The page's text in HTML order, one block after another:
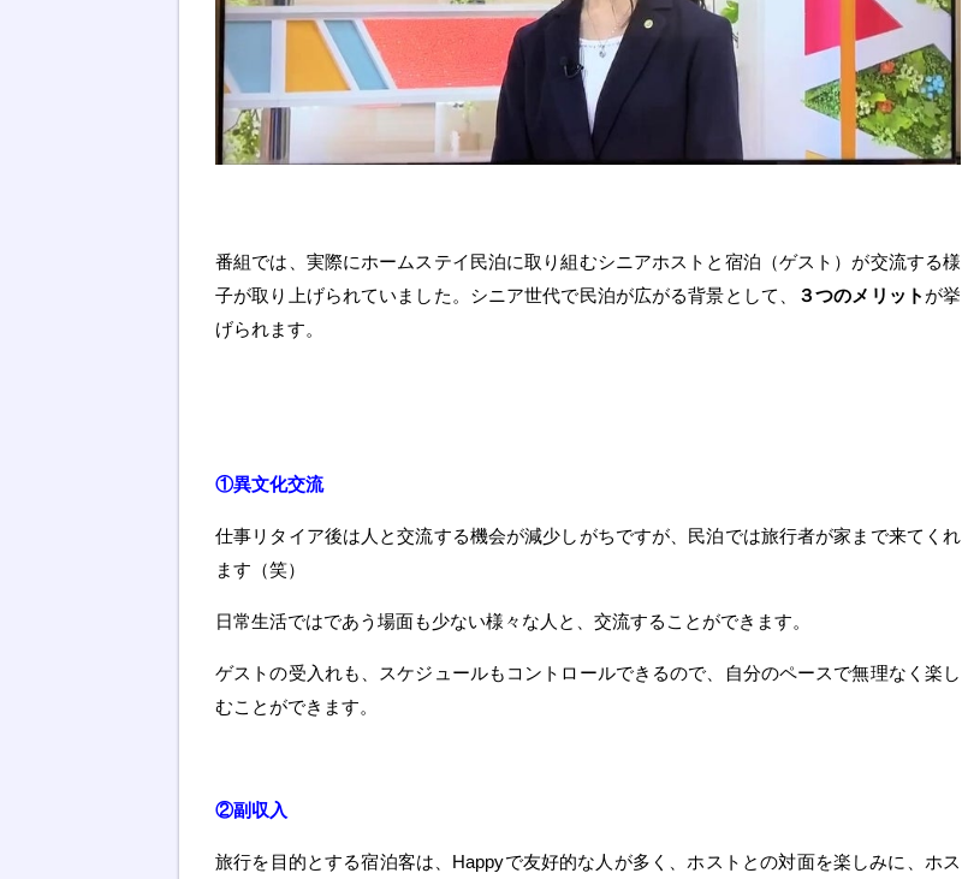
番組では、実際にホームステイ民泊に取り組むシニアホストと宿泊（ゲスト）が交流する様
子が取り上げられていました。シニア世代で民泊が広がる背景として、
３つのメリット が挙
げられます。
①異文化交流
仕事リタイア後は人と交流する機会が減少しがちですが、民泊では旅行者が家まで来てくれ
ます（笑）
日常生活ではであう場面も少ない様々な人と、交流することができます。
ゲストの受入れも、スケジュールもコントロールできるので、自分のペースで無理なく楽し
むことができます。
②副収入
旅行を目的とする宿泊客は、Happyで友好的な人が多く、ホストとの対面を楽しみに、ホス